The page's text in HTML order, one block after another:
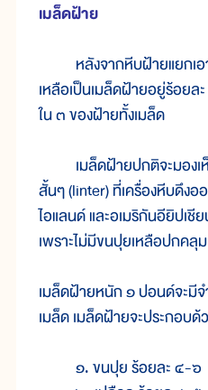
เมล็ดฝ้าย
หลังจากหีบฝ้ายแยกเอ
เหลือเป็นเมล็ดฝ้ายอยู่ร้อย
ใน ๓ ของฝ้ายทั้งเมล็ด
เมล็ดฝ้ายปกติจะมองเห็
สั้นๆ (linter) ที่เครื่องหีบดึงอ
ไอแลนด์ และอเมริกันอียิปเชี
เพราะไม่มีขนปุยเหลือปกคลุม
เมล็ดฝ้ายหนัก ๑ ปอนด์จะ
เมล็ด เมล็ดฝ้ายจะประกอบด้
๑. ขนปุย ร้อยละ ๔-๖